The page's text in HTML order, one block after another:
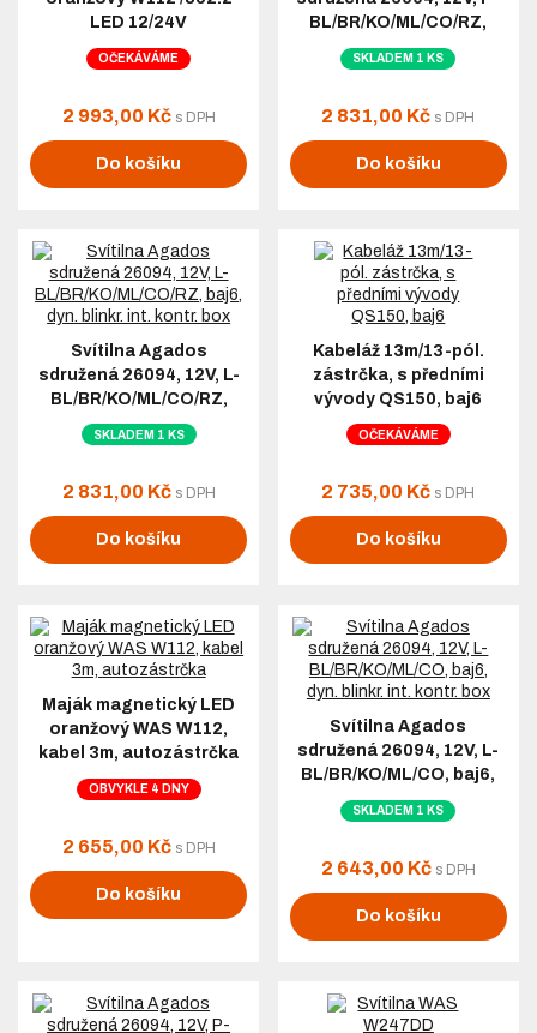
světla, příliš rychlé blikání směrovek, opakované praskání pojistek
nebo samovolné rozsvěcení některých světel.
Co je hyperflashing?
Hyperflashing je příliš rychlé blikání směrovek po montáži LED
Řešením je použití odporové zátěže nebo speciálního
kontrolního modulu pro LED svítilny.
přívěsu?
Pro běžný přívěs za osobní automobil se nejčastěji používá kabel
7 × 0,75 mm² . U větších přívěsů nebo delších rozvodů je
odběrem mohou být potřeba vodiče s větším průřezem.
LED 12/24V
OČEKÁVÁME
2 993,00 Kč s DPH
Do košíku
BL/BR/KO/ML/CO/RZ,
baj6, dyn. blinkr. int.
kontr. box
SKLADEM 1 KS
2 831,00 Kč s DPH
Do košíku
Svítilna Agados
sdružená 26094, 12V, L-
BL/BR/KO/ML/CO/RZ,
baj6, dyn. blinkr. int.
kontr. box
SKLADEM 1 KS
2 831,00 Kč s DPH
Do košíku
Kabeláž 13m/13-pól.
zástrčka, s předními
vývody QS150, baj6
OČEKÁVÁME
2 735,00 Kč s DPH
Do košíku
Maják magnetický LED
oranžový WAS W112,
kabel 3m, autozástrčka
OBVYKLE 4 DNY
2 655,00 Kč s DPH
Do košíku
Svítilna Agados
sdružená 26094, 12V, L-
BL/BR/KO/ML/CO, baj6,
dyn. blinkr. int. kontr. box
SKLADEM 1 KS
2 643,00 Kč s DPH
Do košíku